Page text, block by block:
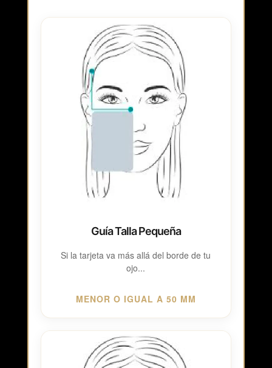
Guía Talla Pequeña
Si la tarjeta va más allá del borde de tu
ojo...
MENOR O IGUAL A 50 MM